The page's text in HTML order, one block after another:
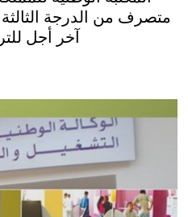
متصرف من الدرجة الثالثة
آخر أجل للترشيح